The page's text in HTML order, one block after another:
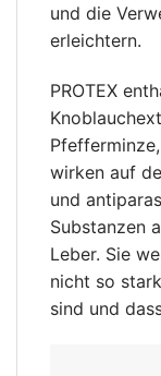
und die
erleichtern.
PROTEX
wirken auf
und
Substanzen
Leber. Sie
nicht so
sind und